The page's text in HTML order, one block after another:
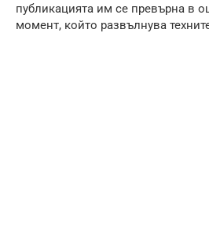
публикацията им се превърна в
момент, който развълнува